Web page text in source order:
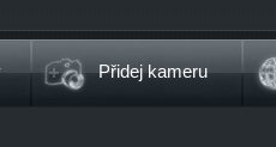
Přidej kameru